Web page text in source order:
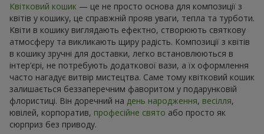
Квітковий кошик — це не просто основа для композиції з
квітів у кошику, це справжній прояв уваги, тепла та турботи.
Квіти в кошику виглядають ефектно, створюють святкову
атмосферу та викликають щиру радість. Композиції з квітів
в кошику зручні для доставки, легко встановлюються в
інтер’єрі, не потребують додаткової вази, а їх оформлення
часто нагадує витвір мистецтва. Саме тому квітковий кошик
залишається беззаперечним фаворитом у подарунковій
флористиці. Він доречний на день народження, весілля,
ювілей, корпоратив, професійне свято або просто як
сюрприз без приводу.